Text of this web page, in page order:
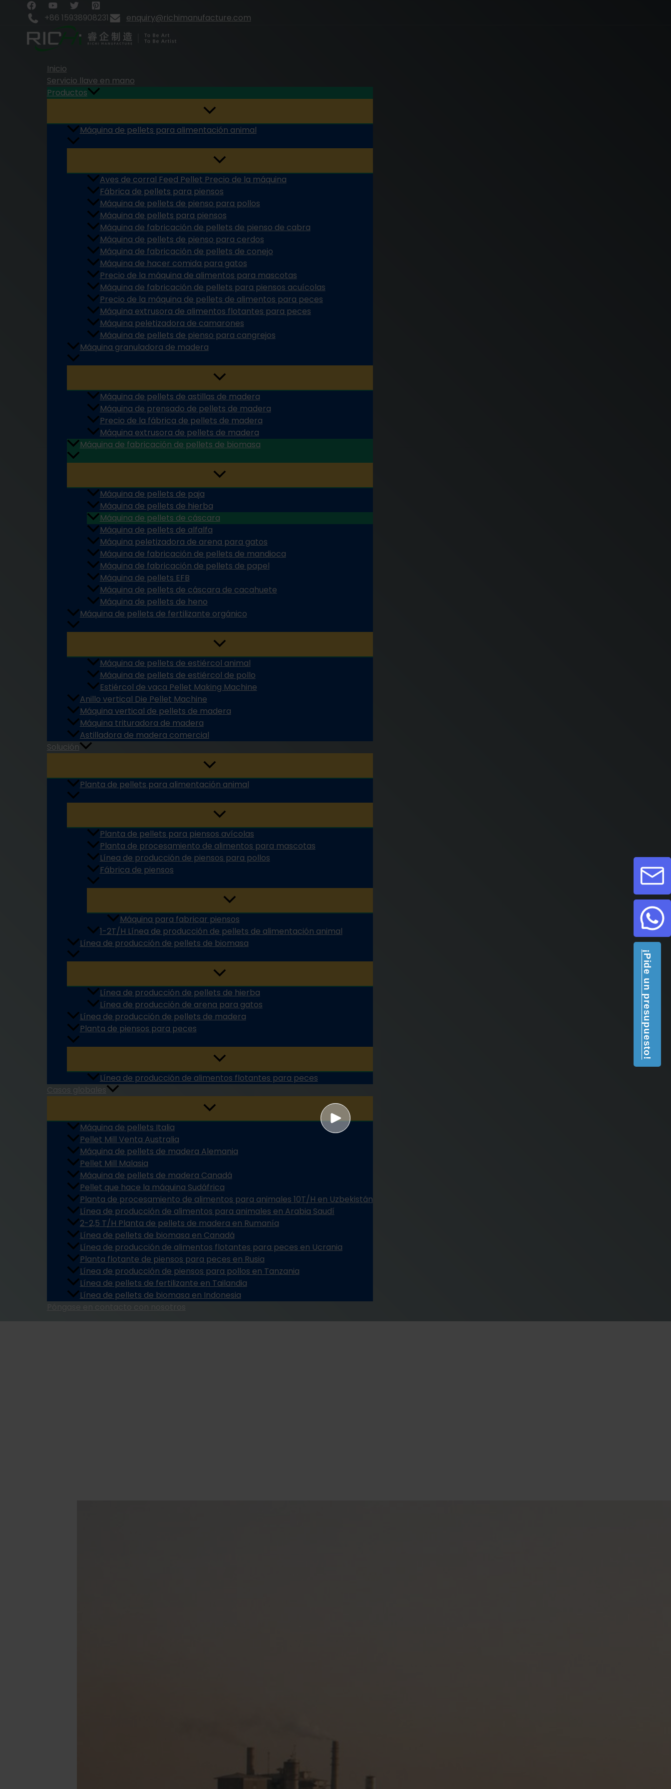
contenido
+86 15938908231 enquiry@richimanufacture.com
Inicio
Servicio llave en mano
Productos
Máquina de pellets para alimentación animal
Aves de corral Feed Pellet Precio de la máquina
Fábrica de pellets para piensos
Máquina de pellets de pienso para pollos
Máquina de pellets para piensos
Máquina de fabricación de pellets de pienso de cabra
Máquina de pellets de pienso para cerdos
Máquina de fabricación de pellets de conejo
Máquina de hacer comida para gatos
Precio de la máquina de alimentos para mascotas
Máquina de fabricación de pellets para piensos acuícolas
Precio de la máquina de pellets de alimentos para peces
Máquina extrusora de alimentos flotantes para peces
Máquina peletizadora de camarones
Máquina de pellets de pienso para cangrejos
Máquina granuladora de madera
Máquina de pellets de astillas de madera
Máquina de prensado de pellets de madera
Precio de la fábrica de pellets de madera
Máquina extrusora de pellets de madera
Máquina de fabricación de pellets de biomasa
Máquina de pellets de paja
Máquina de pellets de hierba
Máquina de pellets de cáscara
Máquina de pellets de alfalfa
Máquina peletizadora de arena para gatos
Máquina de fabricación de pellets de mandioca
Máquina de fabricación de pellets de papel
Máquina de pellets EFB
Máquina de pellets de cáscara de cacahuete
Máquina de pellets de heno
Máquina de pellets de fertilizante orgánico
Máquina de pellets de estiércol animal
Máquina de pellets de estiércol de pollo
Estiércol de vaca Pellet Making Machine
Anillo vertical Die Pellet Machine
Máquina vertical de pellets de madera
Máquina trituradora de madera
Astilladora de madera comercial
Solución
Planta de pellets para alimentación animal
Planta de pellets para piensos avícolas
Planta de procesamiento de alimentos para mascotas
Línea de producción de piensos para pollos
Fábrica de piensos
Máquina para fabricar piensos
1-2T/H Línea de producción de pellets de alimentación animal
Línea de producción de pellets de biomasa
Línea de producción de pellets de hierba
Línea de producción de arena para gatos
Línea de producción de pellets de madera
Planta de piensos para peces
Línea de producción de alimentos flotantes para peces
Casos globales
Máquina de pellets Italia
Pellet Mill Venta Australia
Máquina de pellets de madera Alemania
Pellet Mill Malasia
Máquina de pellets de madera Canadá
Pellet que hace la máquina Sudáfrica
Planta de procesamiento de alimentos para animales 10T/H en Uzbekistán
Línea de producción de alimentos para animales en Arabia Saudí
2-2,5 T/H Planta de pellets de madera en Rumanía
Línea de pellets de biomasa en Canadá
Línea de producción de alimentos flotantes para peces en Ucrania
Planta flotante de piensos para peces en Rusia
Línea de producción de piensos para pollos en Tanzania
Línea de pellets de fertilizante en Tailandia
Línea de pellets de biomasa en Indonesia
¡Pide un presupuesto!